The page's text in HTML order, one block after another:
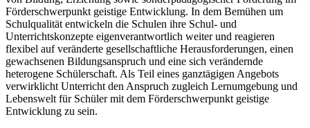
Förderschwerpunkt geistige Entwicklung. In dem Bemühen um
Schulqualität entwickeln die Schulen ihre Schul- und
Unterrichtskonzepte eigenverantwortlich weiter und reagieren
flexibel auf veränderte gesellschaftliche Herausforderungen, einen
gewachsenen Bildungsanspruch und eine sich verändernde
heterogene Schülerschaft. Als Teil eines ganztägigen Angebots
verwirklicht Unterricht den Anspruch zugleich Lernumgebung und
Lebenswelt für Schüler mit dem Förderschwerpunkt geistige
Entwicklung zu sein.